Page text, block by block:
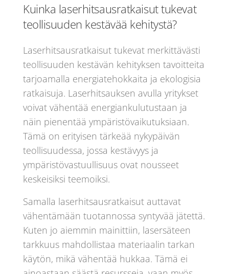
Kuinka laserhitsausratkaisut tukevat
teollisuuden kestävää kehitystä?
Laserhitsausratkaisut tukevat merkittävästi
teollisuuden kestävän kehityksen tavoitteita
tarjoamalla energiatehokkaita ja ekologisia
ratkaisuja. Laserhitsauksen avulla yritykset
voivat vähentää energiankulutustaan ja
näin pienentää ympäristövaikutuksiaan.
Tämä on erityisen tärkeää nykypäivän
teollisuudessa, jossa kestävyys ja
ympäristövastuullisuus ovat nousseet
keskeisiksi teemoiksi.
Samalla laserhitsausratkaisut auttavat
vähentämään tuotannossa syntyvää jätettä.
Kuten jo aiemmin mainittiin, lasersäteen
tarkkuus mahdollistaa materiaalin tarkan
käytön, mikä vähentää hukkaa. Tämä ei